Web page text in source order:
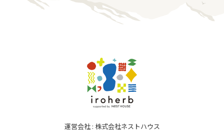
運営会社 : 株式会社ネストハウス